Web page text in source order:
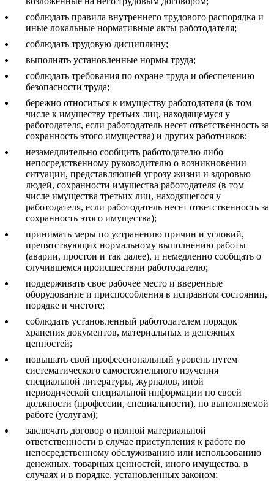
соблюдать правила внутреннего трудового распорядка и
иные локальные нормативные акты работодателя;
соблюдать трудовую дисциплину;
выполнять установленные нормы труда;
соблюдать требования по охране труда и обеспечению
безопасности труда;
бережно относиться к имуществу работодателя (в том
числе к имуществу третьих лиц, находящемуся у
работодателя, если работодатель несет ответственность за
сохранность этого имущества) и других работников;
незамедлительно сообщить работодателю либо
непосредственному руководителю о возникновении
ситуации, представляющей угрозу жизни и здоровью
людей, сохранности имущества работодателя (в том
числе имущества третьих лиц, находящегося у
работодателя, если работодатель несет ответственность за
сохранность этого имущества);
принимать меры по устранению причин и условий,
препятствующих нормальному выполнению работы
(аварии, простои и так далее), и немедленно сообщать о
случившемся происшествии работодателю;
поддерживать свое рабочее место и вверенные
оборудование и приспособления в исправном состоянии,
порядке и чистоте;
соблюдать установленный работодателем порядок
хранения документов, материальных и денежных
ценностей;
повышать свой профессиональный уровень путем
систематического самостоятельного изучения
специальной литературы, журналов, иной
периодической специальной информации по своей
должности (профессии, специальности), по выполняемой
работе (услугам);
заключать договор о полной материальной
ответственности в случае приступления к работе по
непосредственному обслуживанию или использованию
денежных, товарных ценностей, иного имущества, в
случаях и в порядке, установленных законом;